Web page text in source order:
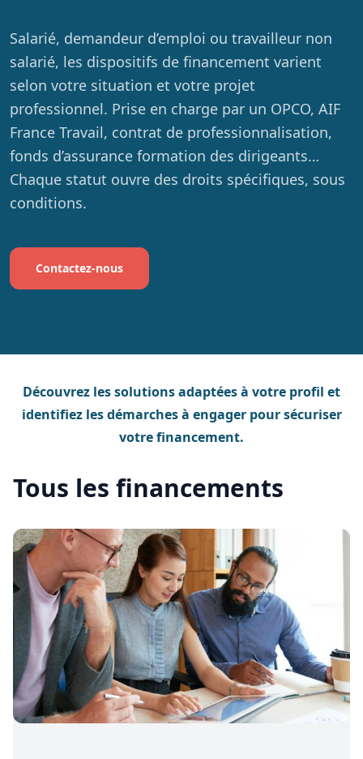
Pour
les
salariés
Pour
d’emploi
Pour
les
financements
Salarié, demandeur d’emploi ou travailleur non
salarié, les dispositifs de financement varient
selon votre situation et votre projet
professionnel. Prise en charge par un OPCO, AIF
France Travail, contrat de professionnalisation,
fonds d’assurance formation des dirigeants…
Chaque statut ouvre des droits spécifiques, sous
conditions.
Contactez-nous
Découvrez les solutions adaptées à votre profil et
identifiez les démarches à engager pour sécuriser
votre financement.
Tous les financements